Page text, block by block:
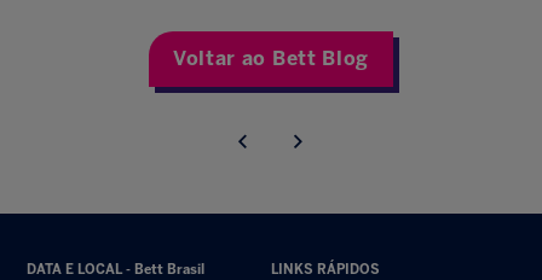
Voltar ao Bett Blog
DATA E LOCAL - Bett Brasil LINKS RÁPIDOS